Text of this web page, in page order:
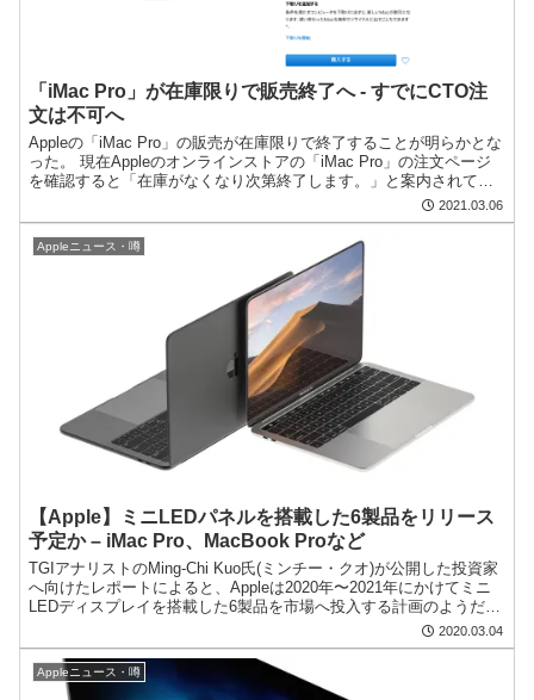
「iMac Pro」が在庫限りで販売終了へ ‐ すでにCTO注
文は不可へ
Appleの「iMac Pro」の販売が在庫限りで終了することが明らかとな
った。 現在Appleのオンラインストアの「iMac Pro」の注文ページ
を確認すると「在庫がなくなり次第終了します。」と案内されてお
2021.03.06
Appleニュース・噂
【Apple】ミニLEDパネルを搭載した6製品をリリース
予定か – iMac Pro、MacBook Proなど
TGIアナリストのMing-Chi Kuo氏(ミンチー・クオ)が公開した投資家
へ向けたレポートによると、Appleは2020年〜2021年にかけてミニ
LEDディスプレイを搭載した6製品を市場へ投入する計画のようだ、
2020.03.04
Appleニュース・噂